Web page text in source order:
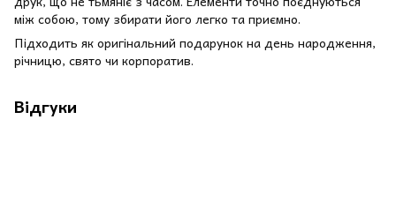
між собою, тому збирати його легко та приємно.
Підходить як оригінальний подарунок на день народження,
річницю, свято чи корпоратив.
Відгуки